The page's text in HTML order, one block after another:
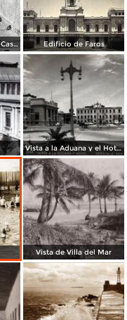
Fachada principal del Castillo de San Juan de Ulua Edificio de Faros
Vista a la Aduana y el Hotel Oriente
Vista de Villa del Mar